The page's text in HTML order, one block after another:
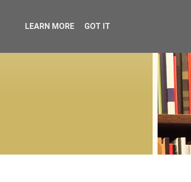
LEARN MORE GOT IT